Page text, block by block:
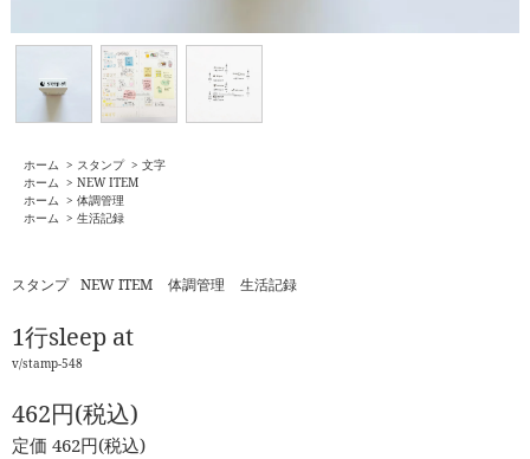
ホーム > スタンプ > 文字
ホーム > NEW ITEM
ホーム > 体調管理
ホーム > 生活記録
スタンプ NEW ITEM 体調管理 生活記録
1行sleep at
v/stamp-548
462円(税込)
定価 462円(税込)